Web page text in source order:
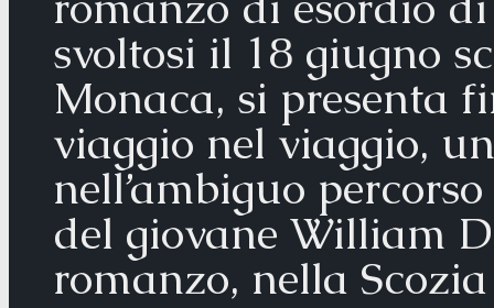
svoltosi il 18 giugno
Monaca, si presenta
viaggio nel viaggio,
nell’ambiguo
del giovane William
romanzo, nella